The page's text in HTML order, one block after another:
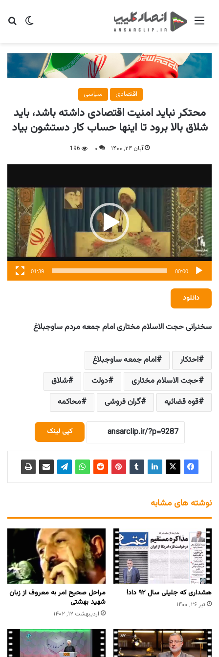
تغییر منو
اقتصادی سیاسی
محتکر نباید امنیت اقتصادی داشته باشد، باید
شلاق بالا برود تا اینها حساب کار دستشون بیاد
آبان ۲۴, ۱۴۰۰ ۰ 196
نمایشگر
00:00
01:39
دانلود
سخنرانی حجت الاسلام مختاری امام جمعه مردم ساوجبلاغ
احتکار
امام جمعه ساوجبلاغ
حجت الاسلام مختاری
دولت
شلاق
قوه قضائیه
گران فروشی محاکمه
کپی لینک
نوشته های مشابه
هشداری که جلیلی سال ۹۲ داد!
تیر ۲۶, ۱۴۰۰
مراحل صحیح امر به‌ معروف از زبان
شهید بهشتی
اردیبهشت ۱۲, ۱۴۰۲